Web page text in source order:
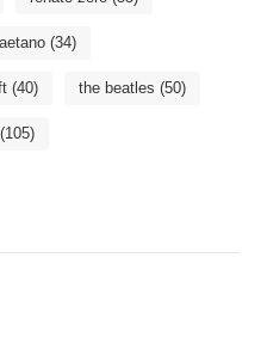
(34)
(40) the beatles (50)
(105)